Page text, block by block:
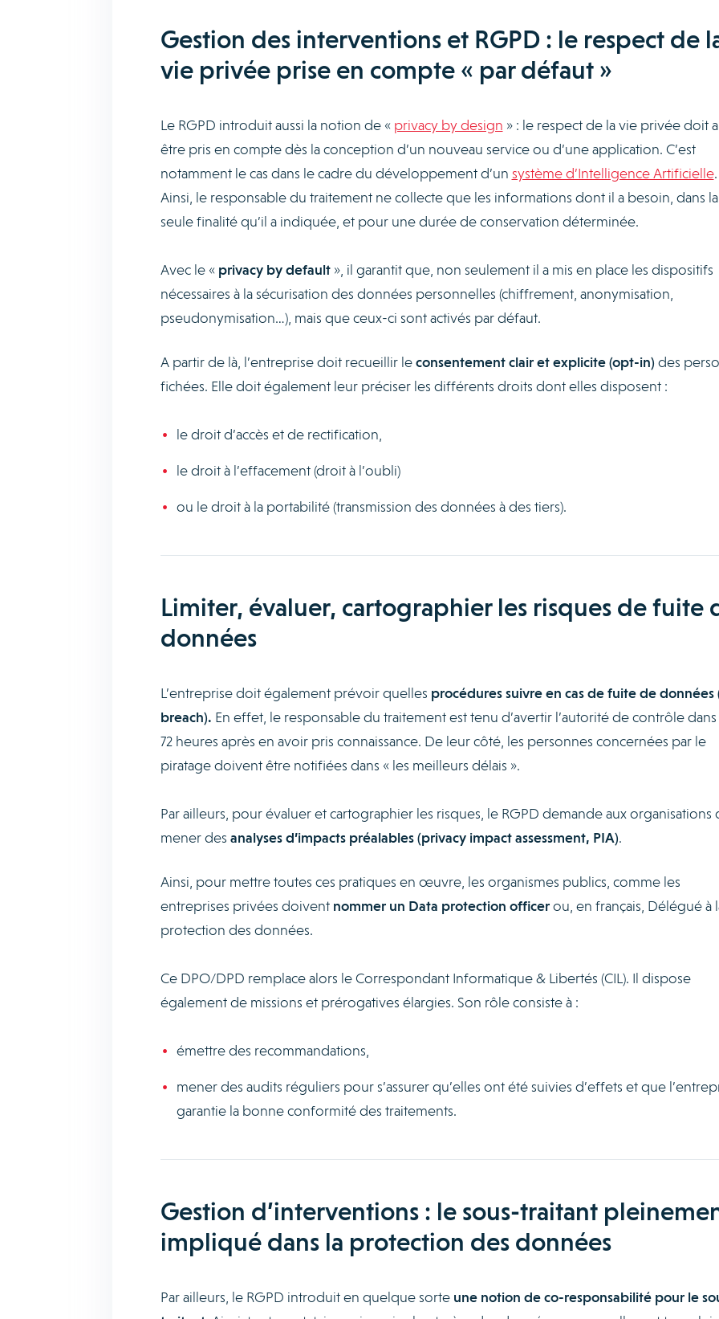
Gestion des interventions et RGPD : le respect de
vie privée prise en compte « par défaut »
Le RGPD introduit aussi la notion de « privacy by design » : le respect de la vie privée doit
être pris en compte dès la conception d’un nouveau service ou d’une application. C’est
notamment le cas dans le cadre du développement d’un système d’Intelligence Artificielle.
Ainsi, le responsable du traitement ne collecte que les informations dont il a besoin, dans la
seule finalité qu’il a indiquée, et pour une durée de conservation déterminée.
Avec le «privacy by default», il garantit que, non seulement il a mis en place les dispositifs
nécessaires à la sécurisation des données personnelles (chiffrement, anonymisation,
pseudonymisation…), mais que ceux-ci sont activés par défaut.
A partir de là, l’entreprise doit recueillir leconsentement clair et explicite (opt-in) des
fichées. Elle doit également leur préciser les différents droits dont elles disposent :
le droit d’accès et de rectification,
le droit à l’effacement (droit à l’oubli)
ou le droit à la portabilité (transmission des données à des tiers).
Limiter, évaluer, cartographier les risques de fuite
données
L’entreprise doit également prévoir quelles procédures suivre en cas de fuite de données
breach). En effet, le responsable du traitement est tenu d’avertir l’autorité de contrôle dans
72 heures après en avoir pris connaissance. De leur côté, les personnes concernées par le
piratage doivent être notifiées dans « les meilleurs délais ».
Par ailleurs, pour évaluer et cartographier les risques, le RGPD demande aux organisations
mener des analyses d’impacts préalables (privacy impact assessment, PIA).
Ainsi, pour mettre toutes ces pratiques en œuvre, les organismes publics, comme les
entreprises privées doivent nommer un Data protection officerou, en français, Délégué à
protection des données.
Ce DPO/DPD remplace alors le Correspondant Informatique & Libertés (CIL). Il dispose
également de missions et prérogatives élargies. Son rôle consiste à :
émettre des recommandations,
mener des audits réguliers pour s’assurer qu’elles ont été suivies d’effets et que
garantie la bonne conformité des traitements.
Gestion d’interventions : le sous-traitant
impliqué dans la protection des données
Par ailleurs, le RGPD introduit en quelque sorte une notion de co-responsabilité pour le